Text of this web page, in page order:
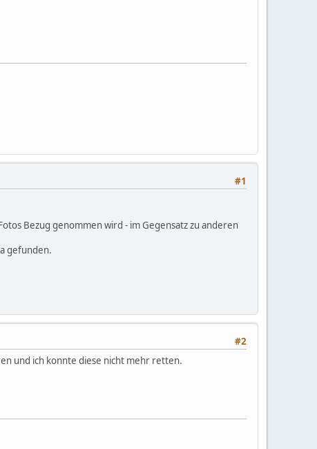
#1
Bezug genommen wird - im Gegensatz zu anderen
gefunden.
#2
und ich konnte diese nicht mehr retten.